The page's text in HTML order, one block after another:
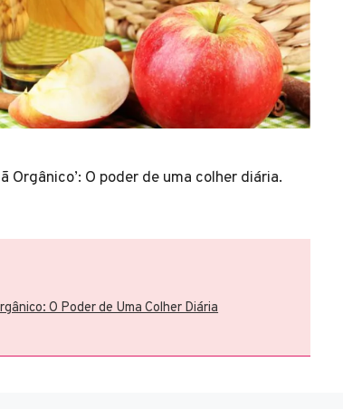
Orgânico’: O poder de uma colher diária.
O Poder de Uma Colher Diária